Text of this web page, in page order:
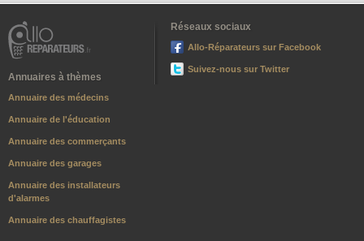
Annuaires à thèmes
Annuaire des médecins
Annuaire de l'éducation
Annuaire des commerçants
Annuaire des garages
Annuaire des installateurs
d'alarmes
Annuaire des chauffagistes
Réseaux sociaux
Allo-Réparateurs sur Facebook
Suivez-nous sur Twitter